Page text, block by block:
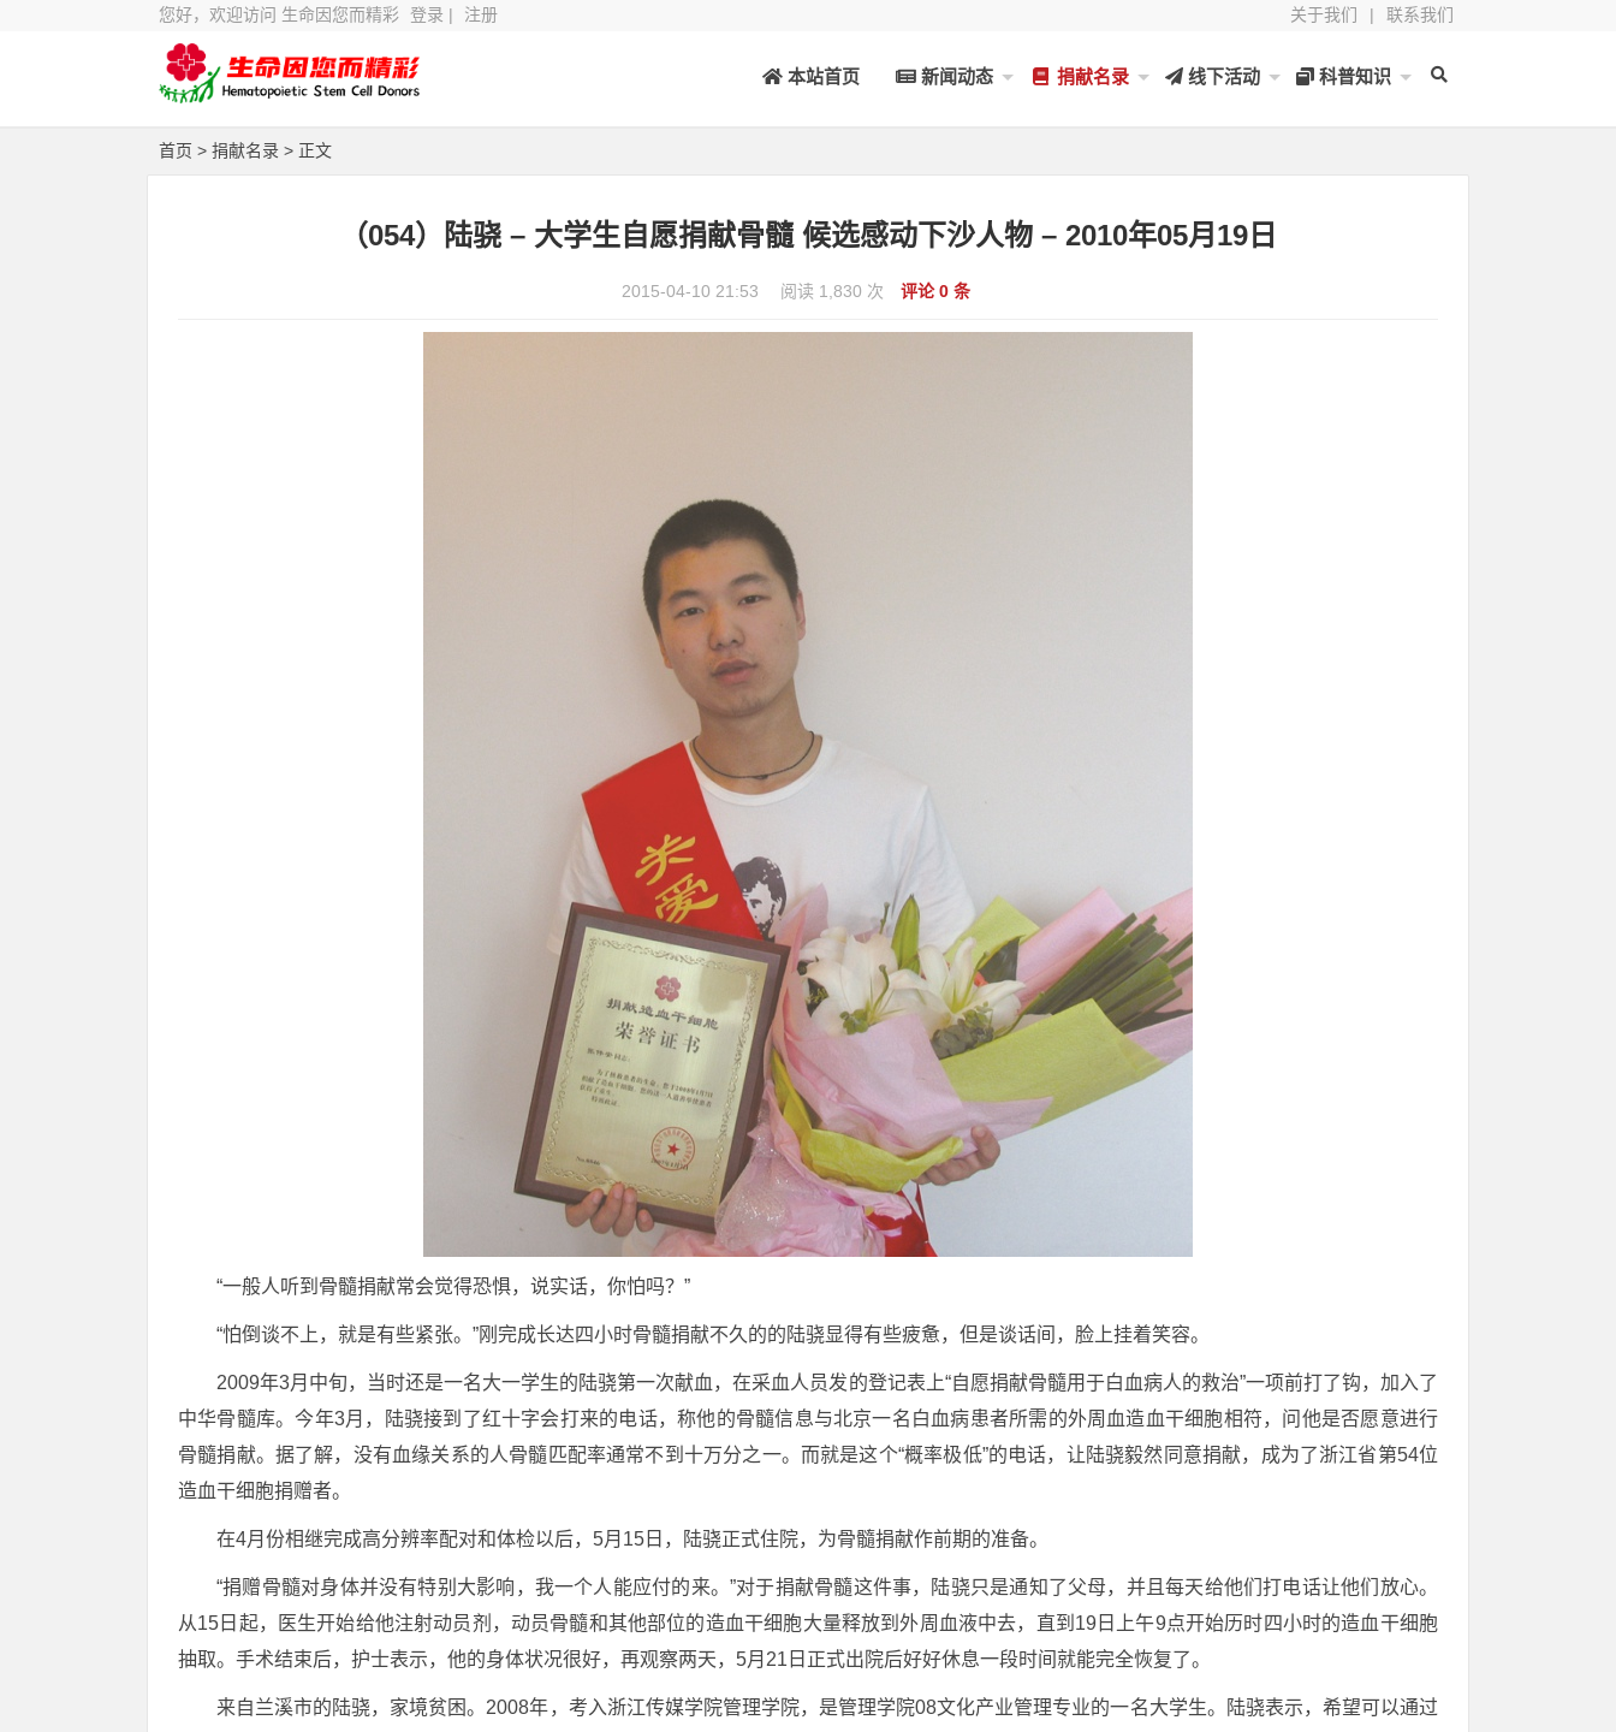
您好，欢迎访问 生命因您而精彩 登录 | 注册 关于我们 | 联系我们
本站首页 新闻动态 捐献名录 线下活动 科普知识
首页 > 捐献名录 > 正文
（054）陆骁 – 大学生自愿捐献骨髓 候选感动下沙人物 – 2010年05月19日
2015-04-10 21:53 阅读 1,830 次 评论 0 条
“一般人听到骨髓捐献常会觉得恐惧，说实话，你怕吗？”
“怕倒谈不上，就是有些紧张。”刚完成长达四小时骨髓捐献不久的的陆骁显得有些疲惫，但是谈话间，脸上挂着笑容。
2009年3月中旬，当时还是一名大一学生的陆骁第一次献血，在采血人员发的登记表上“自愿捐献骨髓用于白血病人的救治”一项前打了钩，加入了
中华骨髓库。今年3月，陆骁接到了红十字会打来的电话，称他的骨髓信息与北京一名白血病患者所需的外周血造血干细胞相符，问他是否愿意进行
骨髓捐献。据了解，没有血缘关系的人骨髓匹配率通常不到十万分之一。而就是这个“概率极低”的电话，让陆骁毅然同意捐献，成为了浙江省第54位
造血干细胞捐赠者。
在4月份相继完成高分辨率配对和体检以后，5月15日，陆骁正式住院，为骨髓捐献作前期的准备。
“捐赠骨髓对身体并没有特别大影响，我一个人能应付的来。”对于捐献骨髓这件事，陆骁只是通知了父母，并且每天给他们打电话让他们放心。
从15日起，医生开始给他注射动员剂，动员骨髓和其他部位的造血干细胞大量释放到外周血液中去，直到19日上午9点开始历时四小时的造血干细胞
抽取。手术结束后，护士表示，他的身体状况很好，再观察两天，5月21日正式出院后好好休息一段时间就能完全恢复了。
来自兰溪市的陆骁，家境贫困。2008年，考入浙江传媒学院管理学院，是管理学院08文化产业管理专业的一名大学生。陆骁表示，希望可以通过